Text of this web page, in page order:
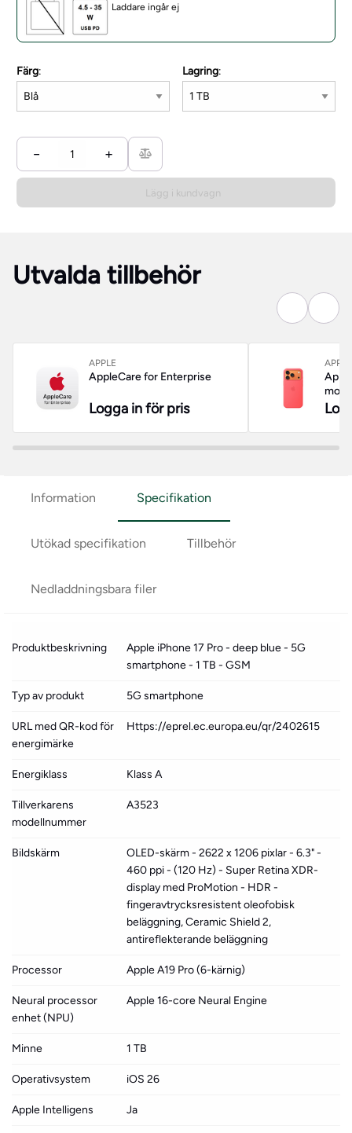
Laddare ingår ej
Färg: Lagring:
− +
Lägg i kundvagn
Utvalda tillbehör
APPLE
AppleCare for Enterprise
Logga in för pris
APPLE
Information Specifikation
Utökad specifikation Tillbehör
Nedladdningsbara filer
Produktbeskrivning
Apple iPhone 17 Pro - deep blue - 5G
smartphone - 1 TB - GSM
Typ av produkt 5G smartphone
URL med QR-kod för
energimärke
Https://eprel.ec.europa.eu/qr/2402615
Energiklass Klass A
Tillverkarens
modellnummer
A3523
Bildskärm
OLED-skärm - 2622 x 1206 pixlar - 6.3" -
460 ppi - (120 Hz) - Super Retina XDR-
display med ProMotion - HDR -
fingeravtrycksresistent oleofobisk
beläggning, Ceramic Shield 2,
antireflekterande beläggning
Processor Apple A19 Pro (6-kärnig)
Neural processor
enhet (NPU)
Apple 16-core Neural Engine
Minne 1 TB
Operativsystem iOS 26
Apple Intelligens Ja